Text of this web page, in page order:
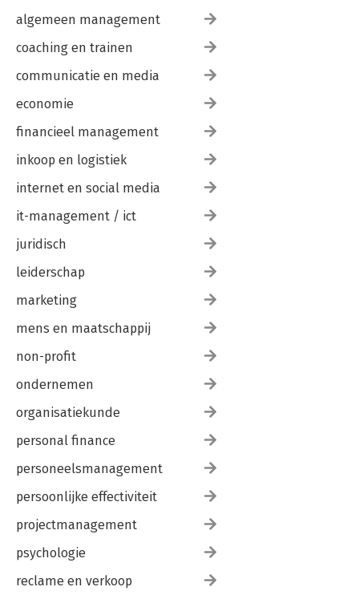
algemeen management
coaching en trainen
communicatie en media
economie
financieel management
inkoop en logistiek
internet en social media
it-management / ict
juridisch
leiderschap
marketing
mens en maatschappij
non-profit
ondernemen
organisatiekunde
personal finance
personeelsmanagement
persoonlijke effectiviteit
projectmanagement
psychologie
reclame en verkoop